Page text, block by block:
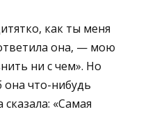
как ты меня
она, — мою
ни с чем». Но
она что-нибудь
«Самая